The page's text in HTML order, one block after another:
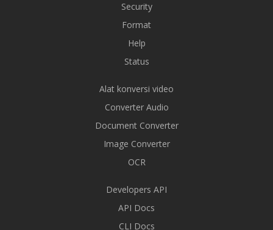
Security
Format
Help
Status
Alat konversi video
Converter Audio
Document Converter
Image Converter
OCR
Developers API
API Docs
CLI Docs